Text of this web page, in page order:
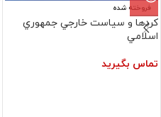
فروخته شده
کردها و سياست‏ خارجي‏ جمهوري‏
اسلامي‏
تماس بگیرید